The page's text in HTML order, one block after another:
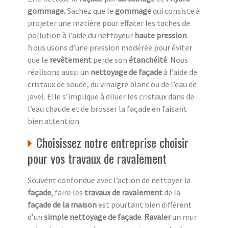
gommage.Sachez que le gommagequi consiste à
projeter une matière pour effacer les taches de
pollution à l’aide du nettoyeur haute pression.
Nous usons d’une pression modérée pour éviter
que le revêtement perde son étanchéité. Nous
réalisons aussi un nettoyage de façadeà l’aide de
cristaux de soude, du vinaigre blanc ou de l’eau de
javel. Elle s’implique à diluer les cristaux dans de
l’eau chaude et de brosser la façade en faisant
bien attention.
Choisissez notre entreprise choisir
pour vos travaux de ravalement
Souvent confondue avec l’action de nettoyer la
façade, faire les travaux de ravalementde la
façade de la maisonest pourtant bien différent
d’un simple nettoyage de façade. Ravalerun mur